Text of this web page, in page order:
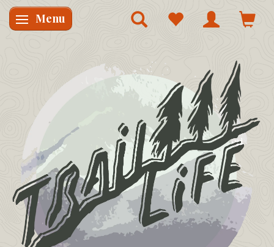
Skifte navigation
Menu